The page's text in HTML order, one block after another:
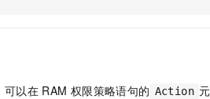
可以在 RAM 权限策略语句的 Action